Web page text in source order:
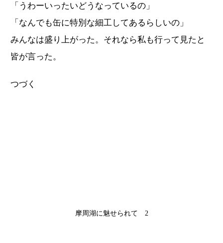
「うわーいったいどうなっているの」
「なんでも缶に特別な細工してあるらしいの」
みんなは盛り上がった。それなら私も行って見たと
皆が言った。
つづく
摩周湖に魅せられて 2